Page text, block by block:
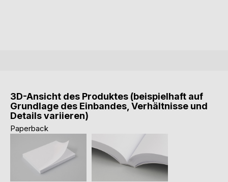
3D-Ansicht des Produktes (beispielhaft auf
Grundlage des Einbandes, Verhältnisse und
Details variieren)
Paperback